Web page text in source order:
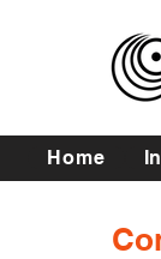
Home